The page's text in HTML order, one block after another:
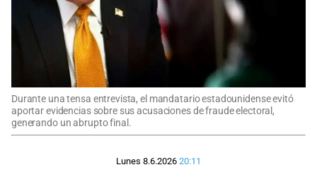
Durante una tensa entrevista, el mandatario estadounidense evitó
aportar evidencias sobre sus acusaciones de fraude electoral,
generando un abrupto final.
Lunes 8.6.2026 20:11